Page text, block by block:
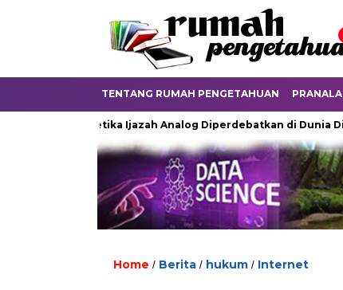
TENTANG RUMAH PENGETAHUAN PRANALA
Ketika Ijazah Analog Diperdebatkan di Dunia Digital
Home / Berita / hukum / Internet